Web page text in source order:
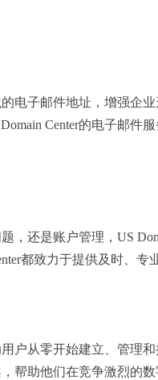
电子邮件地址，增强企
Center的电子邮件
，还是账户管理，US
都致力于提供及时、
户从零开始建立、管理
帮助他们在竞争激烈的